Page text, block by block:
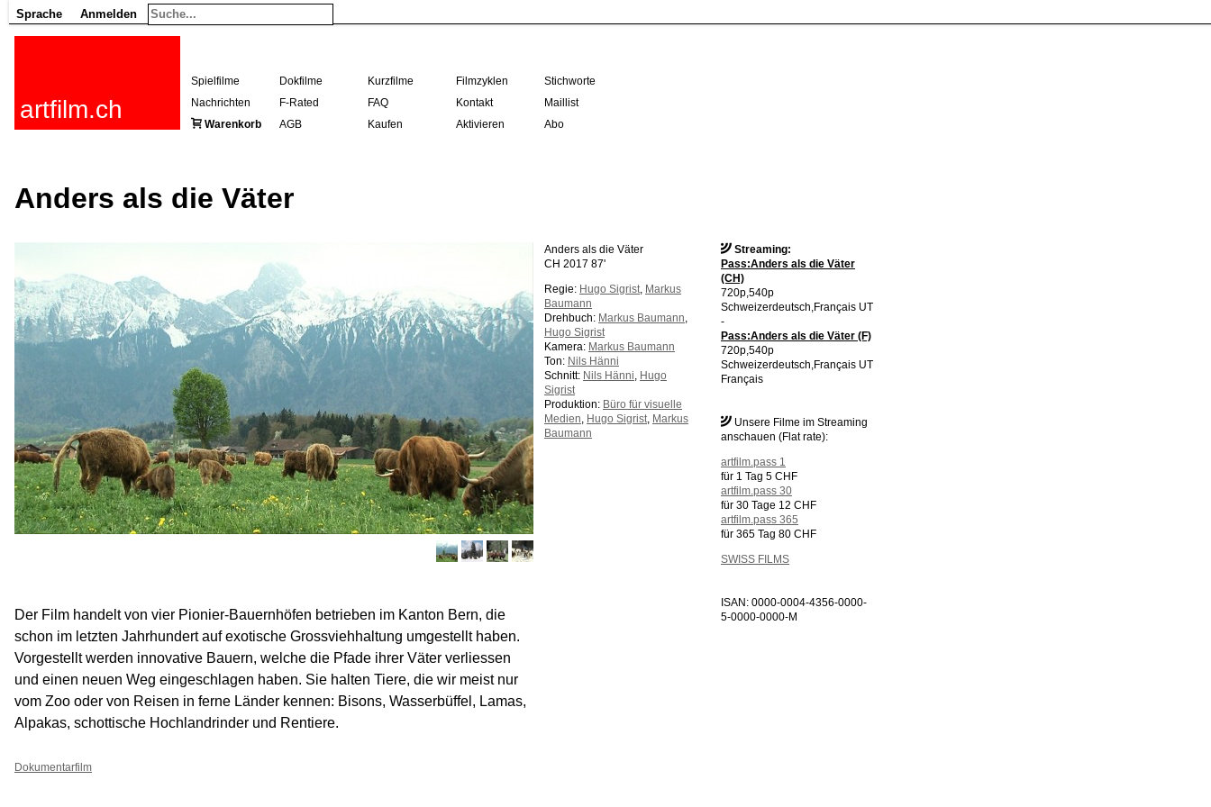
Sprache Anmelden
artfilm.ch
Spielfilme Dokfilme Kurzfilme Filmzyklen
Stichworte
Nachrichten
F-Rated FAQ Kontakt
Maillist
Warenkorb
AGB Kaufen Aktivieren Abo
Anders als die Väter
Streaming:
Pass:Anders als die Väter
(CH)
720p,540p
Schweizerdeutsch,Français UT
-
Pass:Anders als die Väter (F)
720p,540p
Schweizerdeutsch,Français UT
Français
Unsere Filme im Streaming
anschauen (Flat rate):
artfilm.pass 1
für 1 Tag 5 CHF
artfilm.pass 30
für 30 Tage 12 CHF
artfilm.pass 365
für 365 Tag 80 CHF
SWISS FILMS
ISAN: 0000-0004-4356-0000-
5-0000-0000-M
Anders als die Väter
CH 2017 87'
Regie: Hugo Sigrist Markus
Baumann
Drehbuch: Markus Baumann
Hugo Sigrist
Kamera: Markus Baumann
Ton: Nils Hänni
Schnitt: Nils Hänni Hugo
Sigrist
Produktion: Büro für visuelle
Medien Hugo Sigrist Markus
Baumann
Der Film handelt von vier Pionier-Bauernhöfen betrieben im Kanton Bern, die
schon im letzten Jahrhundert auf exotische Grossviehhaltung umgestellt haben.
Vorgestellt werden innovative Bauern, welche die Pfade ihrer Väter verliessen
und einen neuen Weg eingeschlagen haben. Sie halten Tiere, die wir meist nur
vom Zoo oder von Reisen in ferne Länder kennen: Bisons, Wasserbüffel, Lamas,
Alpakas, schottische Hochlandrinder und Rentiere.
Dokumentarfilm
216.73.217.106